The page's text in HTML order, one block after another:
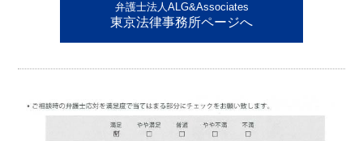
弁護士法人ALG&Associates
東京法律事務所ページへ